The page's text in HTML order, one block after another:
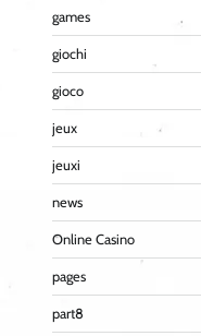
games
giochi
gioco
jeux
jeuxi
news
Online Casino
pages
part8